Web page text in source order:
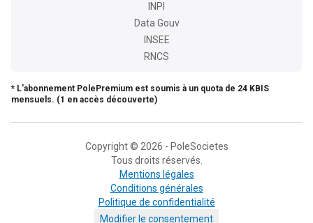
INPI
Data Gouv
INSEE
RNCS
* L'abonnement PolePremium est soumis à un quota de 24 KBIS
mensuels. (1 en accès découverte)
Copyright © 2026 - PoleSocietes
Tous droits réservés.
Mentions légales
Conditions générales
Politique de confidentialité
Modifier le consentement